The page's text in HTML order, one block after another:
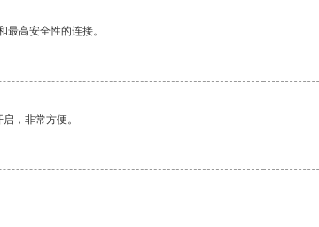
高安全性的连接。
，非常方便。